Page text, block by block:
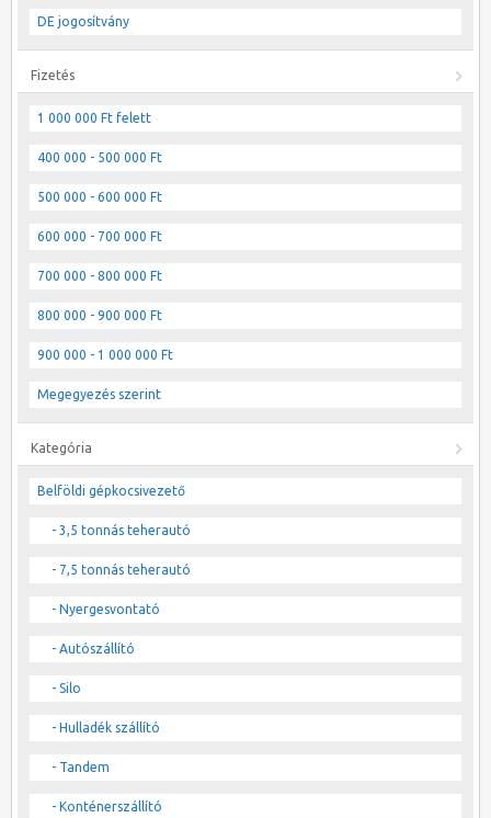
DE jogosítvány
Fizetés
1 000 000 Ft felett
400 000 - 500 000 Ft
500 000 - 600 000 Ft
600 000 - 700 000 Ft
700 000 - 800 000 Ft
800 000 - 900 000 Ft
900 000 - 1 000 000 Ft
Megegyezés szerint
Kategória
Belföldi gépkocsivezető
- 3,5 tonnás teherautó
- 7,5 tonnás teherautó
- Nyergesvontató
- Autószállító
- Silo
- Hulladék szállító
- Tandem
- Konténerszállító